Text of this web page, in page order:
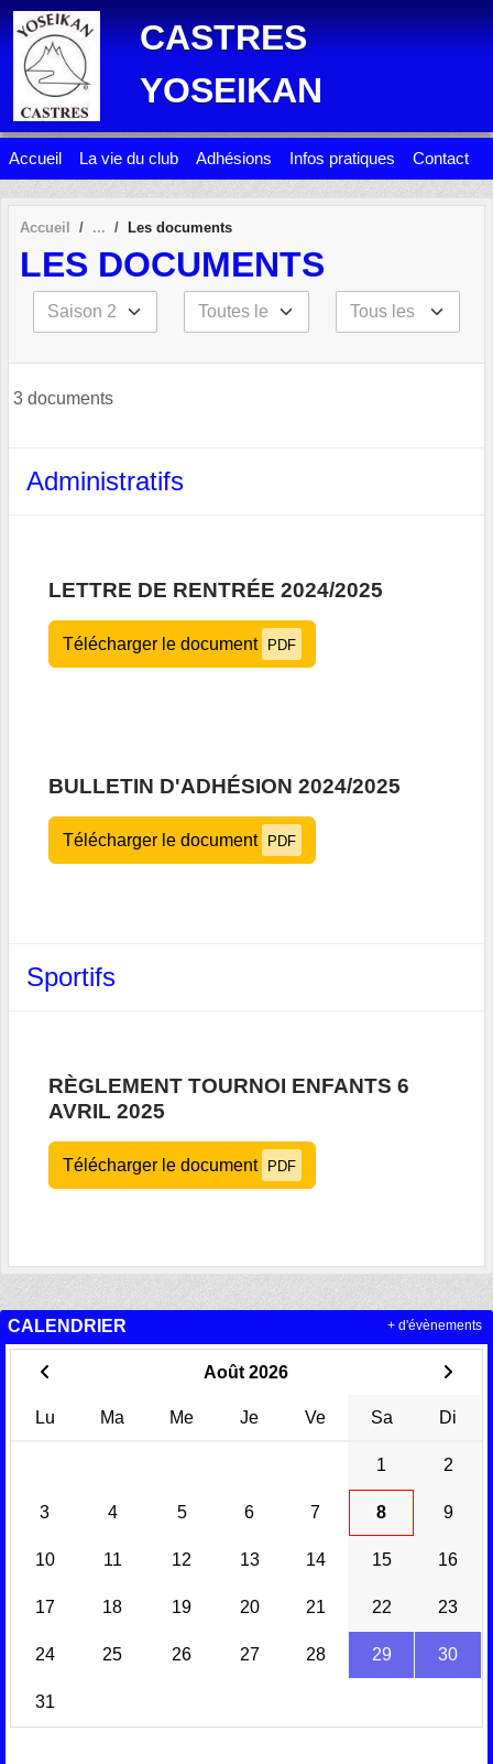
CASTRES
YOSEIKAN
Accueil La vie du club Adhésions Infos pratiques Contact
Accueil Les documents
LES DOCUMENTS
3 documents
Administratifs
LETTRE DE RENTRÉE 2024/2025
Télécharger le document PDF
BULLETIN D'ADHÉSION 2024/2025
Télécharger le document PDF
Sportifs
RÈGLEMENT TOURNOI ENFANTS 6
AVRIL 2025
Télécharger le document PDF
CALENDRIER
Août 2026
Lu Ma Me Je Ve Sa Di
1 2
3 4 5 6 7 8 9
10 11 12 13 14 15 16
17 18 19 20 21 22 23
24 25 26 27 28 29 30
31
+ d'évènements
Panneau de gestion des cookies